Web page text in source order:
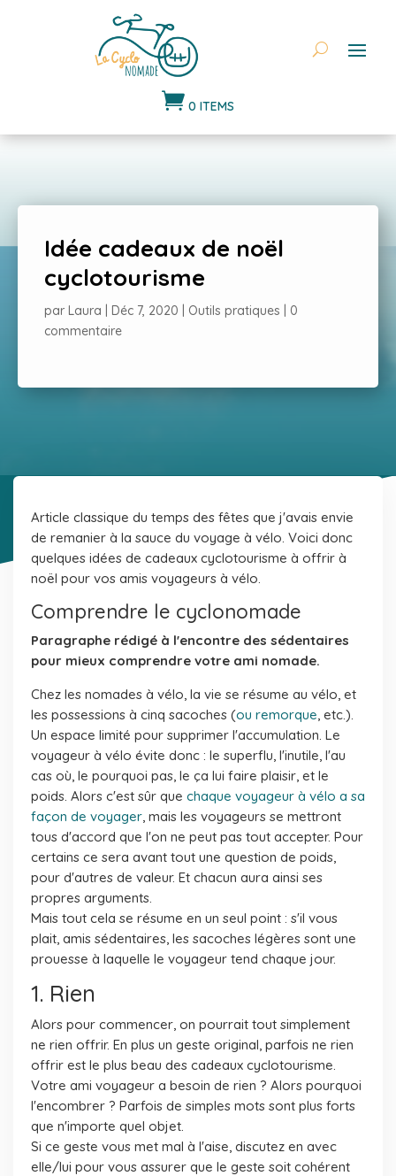
 0 ITEMS
Idée cadeaux de noël
cyclotourisme
par Laura Déc 7, 2020 Outils pratiques
0
commentaire
Article classique du temps des fêtes que j'avais envie
de remanier à la sauce du voyage à vélo. Voici donc
quelques idées de cadeaux cyclotourisme à offrir à
noël pour vos amis voyageurs à vélo.
Comprendre le cyclonomade
Paragraphe rédigé à l'encontre des sédentaires
pour mieux comprendre votre ami nomade.
Chez les nomades à vélo, la vie se résume au vélo, et
les possessions à cinq sacoches (ou remorque, etc.).
Un espace limité pour supprimer l'accumulation. Le
voyageur à vélo évite donc : le superflu, l'inutile, l'au
cas où, le pourquoi pas, le ça lui faire plaisir, et le
poids. Alors c'est sûr que chaque voyageur à vélo a sa
façon de voyager, mais les voyageurs se mettront
tous d'accord que l'on ne peut pas tout accepter. Pour
certains ce sera avant tout une question de poids,
pour d'autres de valeur. Et chacun aura ainsi ses
propres arguments.
Mais tout cela se résume en un seul point : s'il vous
plait, amis sédentaires, les sacoches légères sont une
prouesse à laquelle le voyageur tend chaque jour.
1. Rien
Alors pour commencer, on pourrait tout simplement
ne rien offrir. En plus un geste original, parfois ne rien
offrir est le plus beau des cadeaux cyclotourisme.
Votre ami voyageur a besoin de rien ? Alors pourquoi
l'encombrer ? Parfois de simples mots sont plus forts
que n'importe quel objet.
Si ce geste vous met mal à l'aise, discutez en avec
elle/lui pour vous assurer que le geste soit cohérent